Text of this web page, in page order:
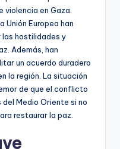
violencia en Gaza.
Unión Europea han
hostilidades y
Además, han
un acuerdo duradero
la región. La situación
de que el conflicto
Medio Oriente si no
restaurar la paz.